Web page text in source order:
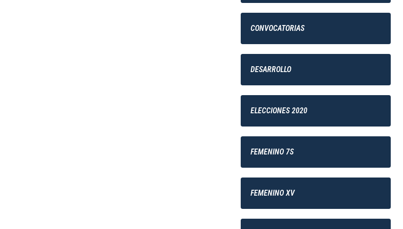
CONVOCATORIAS
DESARROLLO
ELECCIONES 2020
FEMENINO 7S
FEMENINO XV